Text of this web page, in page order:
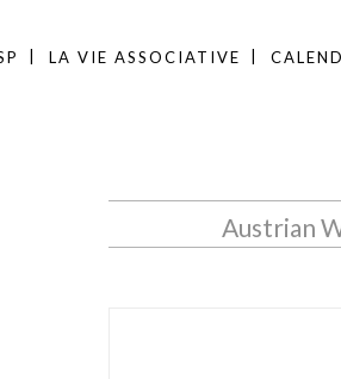
LA VIE ASSOCIATIVE
Austrian